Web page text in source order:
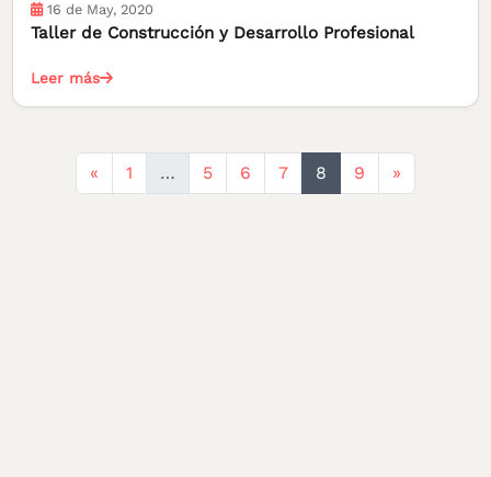
16 de May, 2020
Taller de Construcción y Desarrollo Profesional
Leer más
« Anterior
1 … 5 6 7 8 9 »